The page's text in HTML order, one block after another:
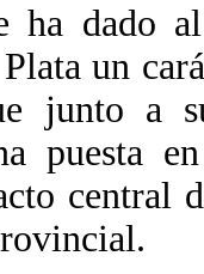
ha dado
un
junto a
puesta
central